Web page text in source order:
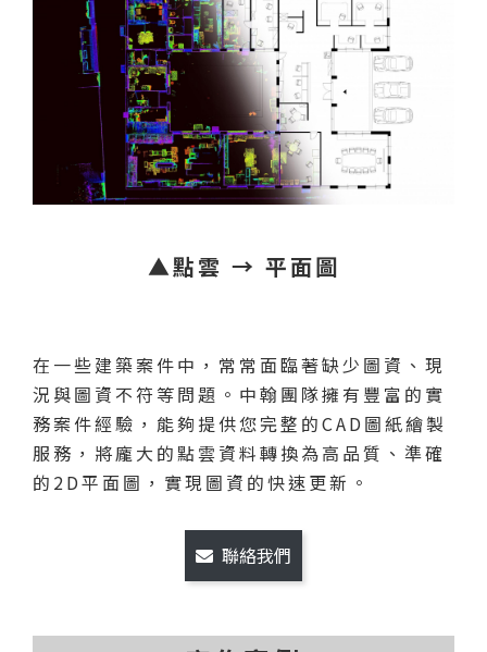
▲點雲 → 平面圖
在一些建築案件中，常常面臨著缺少圖資、現
況與圖資不符等問題。中翰團隊擁有豐富的實
務案件經驗，能夠提供您完整的CAD圖紙繪製
服務，將龐大的點雲資料轉換為高品質、準確
的2D平面圖，實現圖資的快速更新。
聯絡我們